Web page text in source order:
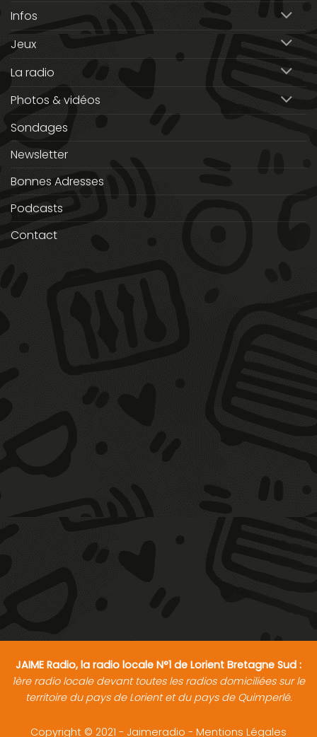
Infos
Jeux
La radio
Photos & vidéos
Sondages
Newsletter
Bonnes Adresses
Podcasts
Contact
JAIME Radio, la radio locale N°1 de Lorient Bretagne Sud :
1ère radio locale devant toutes les radios domiciliées sur le
territoire du pays de Lorient et du pays de Quimperlé.
Copyright © 2021 - Jaimeradio - Mentions Légales